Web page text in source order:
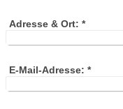
Adresse & Ort: *
E-Mail-Adresse: *